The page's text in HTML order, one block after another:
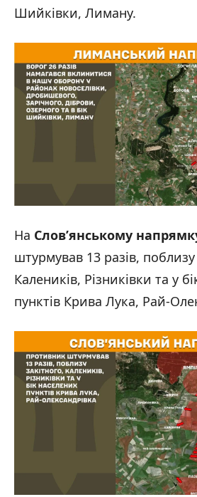
Шийківки, Лиману.
На Слов’янському
штурмував 13 разів, поблизу
Калеників, Різниківки та у
пунктів Крива Лука, Рай-